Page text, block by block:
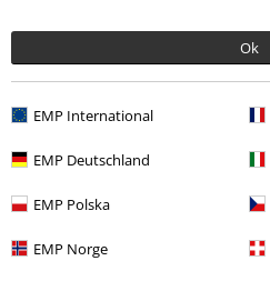
Ok
EMP International
EMP Deutschland
EMP Polska
EMP Norge
Commentaar versturen
Gepost op:
Te gekke stijl